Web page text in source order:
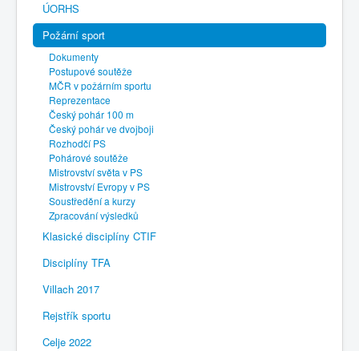
ÚORHS
Požární sport
Dokumenty
Postupové soutěže
MČR v požárním sportu
Reprezentace
Český pohár 100 m
Český pohár ve dvojboji
Rozhodčí PS
Pohárové soutěže
Mistrovství světa v PS
Mistrovství Evropy v PS
Soustředění a kurzy
Zpracování výsledků
Klasické disciplíny CTIF
Disciplíny TFA
Villach 2017
Rejstřík sportu
Celje 2022